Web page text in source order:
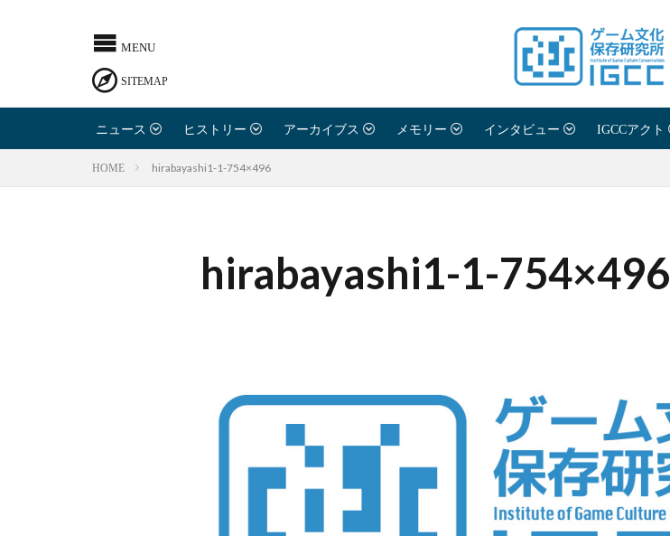
ニュース ヒストリー アーカイブス メモリー インタビュー IGCCアクト
HOME hirabayashi1-1-754×496
hirabayashi1-1-754×496